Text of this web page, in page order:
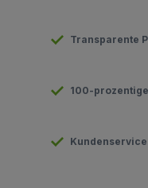
Transparente
100-